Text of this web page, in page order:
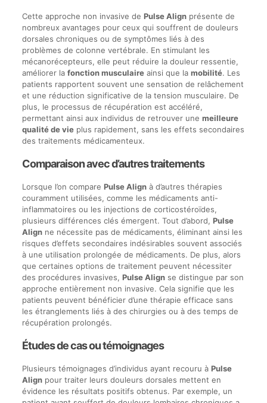
Cette approche non invasive de Pulse Alignprésente de
nombreux avantages pour ceux qui souffrent de douleurs
dorsales chroniques ou de symptômes liés à des
problèmes de colonne vertébrale. En stimulant les
mécanorécepteurs, elle peut réduire la douleur ressentie,
améliorer la fonction musculaireainsi que la mobilité. Les
patients rapportent souvent une sensation de relâchement
et une réduction significative de la tension musculaire. De
plus, le processus de récupération est accéléré,
permettant ainsi aux individus de retrouver une meilleure
qualité de vieplus rapidement, sans les effets secondaires
des traitements médicamenteux.
Comparaison avec d’autres traitements
Lorsque l’on compare Pulse Alignà d’autres thérapies
couramment utilisées, comme les médicaments anti-
inflammatoires ou les injections de corticostéroïdes,
plusieurs différences clés émergent. Tout d’abord, Pulse
Alignne nécessite pas de médicaments, éliminant ainsi les
risques d’effets secondaires indésirables souvent associés
à une utilisation prolongée de médicaments. De plus, alors
que certaines options de traitement peuvent nécessiter
des procédures invasives, Pulse Alignse distingue par son
approche entièrement non invasive. Cela signifie que les
patients peuvent bénéficier d’une thérapie efficace sans
les étranglements liés à des chirurgies ou à des temps de
récupération prolongés.
Études de cas ou témoignages
Plusieurs témoignages d’individus ayant recouru à Pulse
Alignpour traiter leurs douleurs dorsales mettent en
évidence les résultats positifs obtenus. Par exemple, un